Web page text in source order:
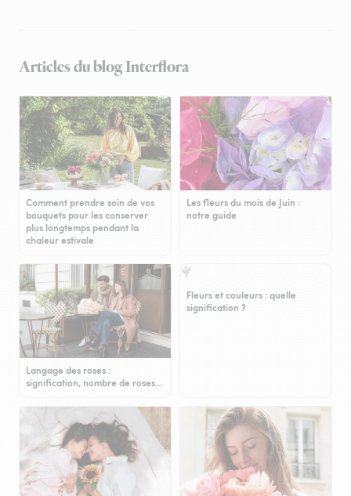
Articles du blog Interflora
Comment prendre soin de vos
bouquets pour les conserver
plus longtemps pendant la
chaleur estivale
Les fleurs du mois de Juin :
notre guide
Langage des roses :
signification, nombre de roses…
Fleurs et couleurs : quelle
signification ?